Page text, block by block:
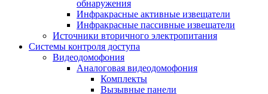
обнаружения
Инфракрасные активные извещатели
Инфракрасные пассивные извещатели
Источники вторичного электропитания
Системы контроля доступа
Видеодомофония
Аналоговая видеодомофония
Комплекты
Вызывные панели